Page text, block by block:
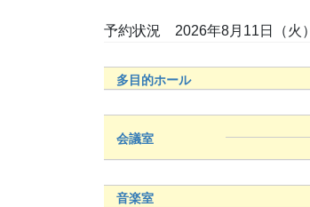
ビ
ゲ
ー
シ
ョ
ン
予約状況 2026年8月11日（火）
多目的ホール
会議室
音楽室